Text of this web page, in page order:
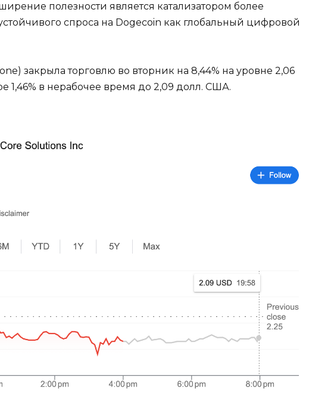
полезности является катализатором более
спроса на Dogecoin как глобальный цифровой
закрыла торговлю во вторник на 8,44% на уровне 2,06
1,46% в нерабочее время до 2,09 долл. США.